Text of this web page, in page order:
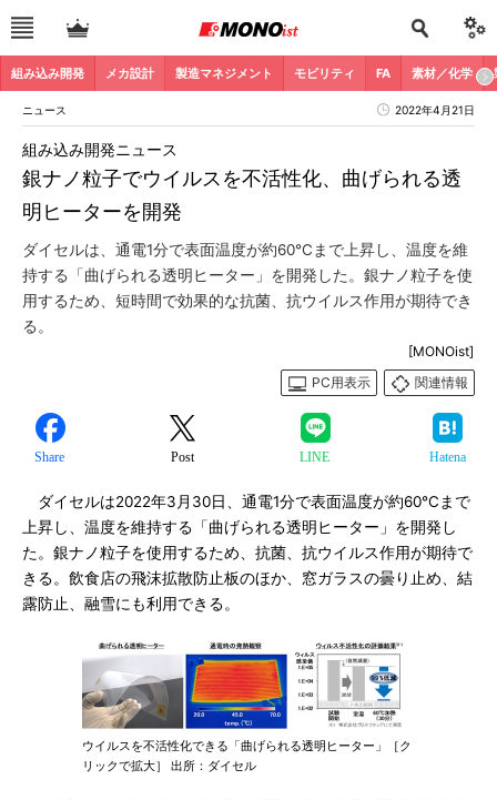
組み込み開発 メカ設計 製造マネジメント モビリティ FA 素材／化学
ニュース 2022年4月21日
銀ナノ粒子でウイルスを不活性化、曲げられる透
明ヒーターを開発
組み込み開発ニュース
ダイセルは、通電1分で表面温度が約60℃まで上昇し、温度を維
持する「曲げられる透明ヒーター」を開発した。銀ナノ粒子を使
用するため、短時間で効果的な抗菌、抗ウイルス作用が期待でき
る。
[MONOist]
PC用表示
関連情報
Share Post LINE Hatena
ダイセルは2022年3月30日、通電1分で表面温度が約60℃まで
上昇し、温度を維持する「曲げられる透明ヒーター」を開発し
た。銀ナノ粒子を使用するため、抗菌、抗ウイルス作用が期待で
きる。飲食店の飛沫拡散防止板のほか、窓ガラスの曇り止め、結
露防止、融雪にも利用できる。
ウイルスを不活性化できる「曲げられる透明ヒーター」［ク
リックで拡大］ 出所：ダイセル